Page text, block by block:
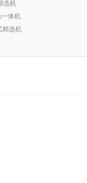
选机
体机
精选机